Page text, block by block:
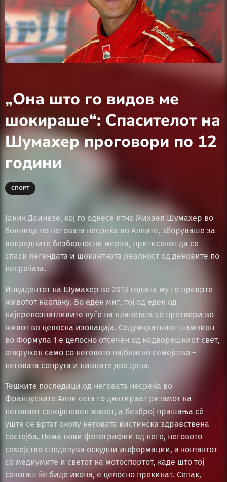
„Она што го видов ме
шокираше“: Спасителот на
Шумахер проговори по 12
години
СПОРТ
Јаник Даинезе, кој го однесе итно Михаел Шумахер во
болница по неговата несреќа во Алпите, зборуваше за
вонредните безбедносни мерки, притисокот да се
спаси легендата и шокантната реалност од деновите по
несреќата.
Инцидентот на Шумахер во 2013 година му го преврте
животот наопаку. Во еден миг, тој од еден од
најпрепознатливите луѓе на планетата се претвори во
живот во целосна изолација. Седумкратниот шампион
во Формула 1 е целосно отсечен од надворешниот свет,
опкружен само со неговото најблиско семејство –
неговата сопруга и нивните две деца.
Тешките последици од неговата несреќа во
Француските Алпи сега го диктираат ритамот на
неговиот секојдневен живот, а безброј прашања сè
уште се вртат околу неговата вистинска здравствена
состојба. Нема нови фотографии од него, неговото
семејство споделува оскудни информации, а контактот
со медиумите и светот на мотоспортот, каде што тој
секогаш ќе биде икона, е целосно прекинат. Сепак,